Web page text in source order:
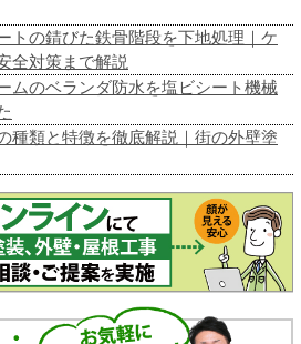
トの錆びた鉄骨階段を下地処理｜ケ
全対策まで解説
ムのベランダ防水を塩ビシート機械
種類と特徴を徹底解説｜街の外壁塗